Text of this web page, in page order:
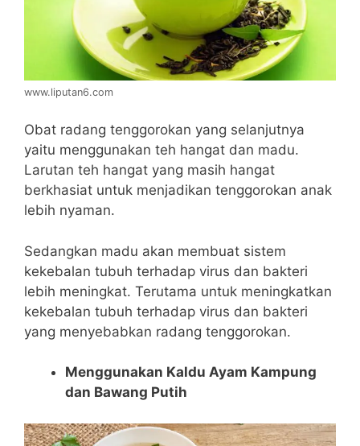
www.liputan6.com
Obat radang tenggorokan yang selanjutnya
yaitu menggunakan teh hangat dan madu.
Larutan teh hangat yang masih hangat
berkhasiat untuk menjadikan tenggorokan anak
lebih nyaman.
Sedangkan madu akan membuat sistem
kekebalan tubuh terhadap virus dan bakteri
lebih meningkat. Terutama untuk meningkatkan
kekebalan tubuh terhadap virus dan bakteri
yang menyebabkan radang tenggorokan.
Menggunakan Kaldu Ayam Kampung
dan Bawang Putih